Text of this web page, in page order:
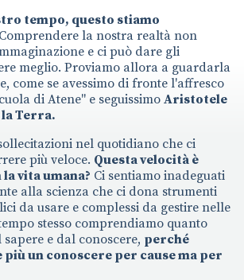
tempo, questo stiamo
Comprendere la nostra realtà non
e ci può dare gli
meglio. Proviamo allora a guardarla
come se avessimo di fronte l'affresco
di Atene" e seguissimo Aristotele
Terra.
nel quotidiano che ci
più veloce. Questa velocità è
vita umana? Ci sentiamo inadeguati
alla scienza che ci dona strumenti
da usare e complessi da gestire nelle
stesso comprendiamo quanto
e dal conoscere, perché
più un conoscere per cause ma per